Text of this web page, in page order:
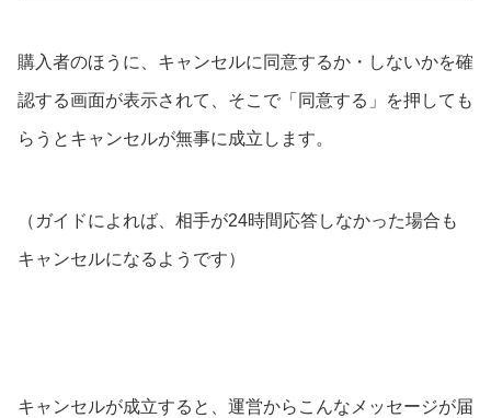
購入者のほうに、キャンセルに同意するか・しないかを確
認する画面が表示されて、そこで「同意する」を押しても
らうとキャンセルが無事に成立します。
（ガイドによれば、相手が24時間応答しなかった場合も
キャンセルになるようです）
キャンセルが成立すると、運営からこんなメッセージが届